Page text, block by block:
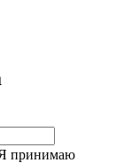
принимаю